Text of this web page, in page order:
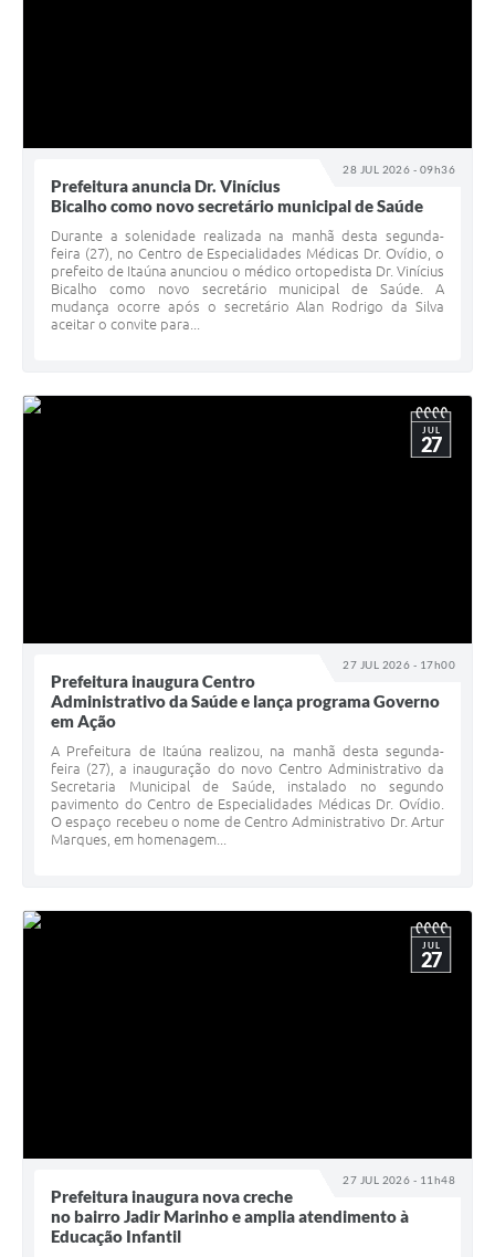
28 JUL 2026 - 09h36
Prefeitura anuncia Dr. Vinícius
Bicalho como novo secretário municipal de Saúde
Durante a solenidade realizada na manhã desta segunda-
feira (27), no Centro de Especialidades Médicas Dr. Ovídio, o
prefeito de Itaúna anunciou o médico ortopedista Dr. Vinícius
Bicalho como novo secretário municipal de Saúde. A
mudança ocorre após o secretário Alan Rodrigo da Silva
aceitar o convite para...
27 JUL 2026 - 17h00
JUL
27
Prefeitura inaugura Centro
Administrativo da Saúde e lança programa Governo
em Ação
A Prefeitura de Itaúna realizou, na manhã desta segunda-
feira (27), a inauguração do novo Centro Administrativo da
Secretaria Municipal de Saúde, instalado no segundo
pavimento do Centro de Especialidades Médicas Dr. Ovídio.
O espaço recebeu o nome de Centro Administrativo Dr. Artur
Marques, em homenagem...
27 JUL 2026 - 11h48
JUL
27
Prefeitura inaugura nova creche
no bairro Jadir Marinho e amplia atendimento à
Educação Infantil